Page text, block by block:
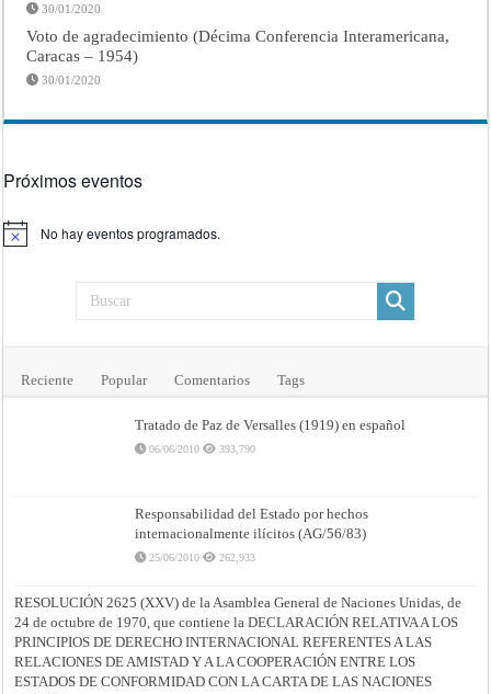
30/01/2020
Voto de agradecimiento (Décima Conferencia Interamericana,
Caracas – 1954)
30/01/2020
Próximos eventos
Aviso No hay eventos programados.
Reciente Popular Comentarios Tags
Tratado de Paz de Versalles (1919) en español
06/06/2010 393,790
Responsabilidad del Estado por hechos
internacionalmente ilícitos (AG/56/83)
25/06/2010 262,933
RESOLUCIÓN 2625 (XXV) de la Asamblea General de Naciones Unidas, de
24 de octubre de 1970, que contiene la DECLARACIÓN RELATIVA A LOS
PRINCIPIOS DE DERECHO INTERNACIONAL REFERENTES A LAS
RELACIONES DE AMISTAD Y A LA COOPERACIÓN ENTRE LOS
ESTADOS DE CONFORMIDAD CON LA CARTA DE LAS NACIONES